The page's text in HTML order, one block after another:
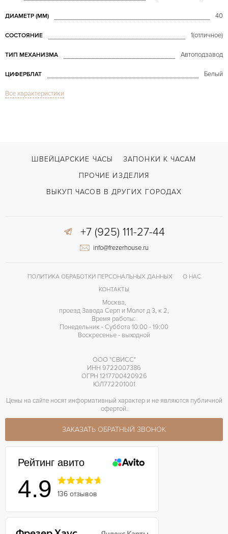
ДИАМЕТР (MM) 40
СОСТОЯНИЕ 1(отличное)
ТИП МЕХАНИЗМА Автоподзавод
ЦИФЕРБЛАТ Белый
СТЕКЛО
ВОЗМОЖНОСТИ ДОСТАВКИ С документами, С футляром
ЦВЕТ БРАСЛЕТА
Все характеристики
ШВЕЙЦАРСКИЕ ЧАСЫ
ЗАПОНКИ К ЧАСАМ
ПРОЧИЕ ИЗДЕЛИЯ
ВЫКУП ЧАСОВ В ДРУГИХ ГОРОДАХ
+7 (925) 111-27-44
info@frezerhouse.ru
ПОЛИТИКА ОБРАБОТКИ ПЕРСОНАЛЬНЫХ ДАННЫХ
О НАС
КОНТАКТЫ
Москва,
проезд Завода Серп и Молот д 3, к 2,
Время работы:
Понедельник - Суббота 10:00 - 19:00
Воскресенье - выходной
ООО "СВИСС"
ИНН 9722007386
ОГРН 1217700420926
ЮЛ772201001
Цены на сайте носят информативный характер и не являются публичной
офертой.
ЗАКАЗАТЬ ОБРАТНЫЙ ЗВОНОК
Рейтинг авито
4.9 136 отзывов